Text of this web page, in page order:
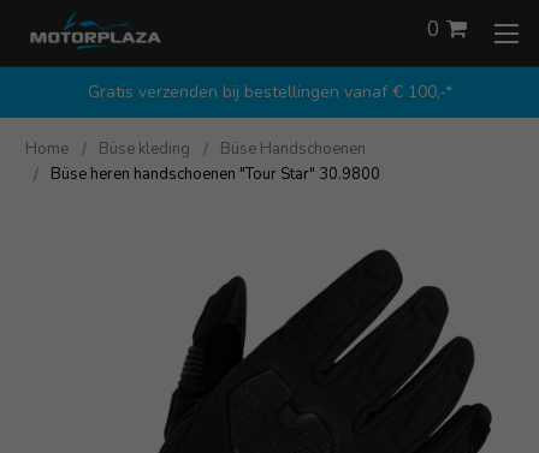
Gratis verzenden bij bestellingen vanaf € 100,-*
0
Home Büse kleding
Büse Handschoenen
Büse heren handschoenen "Tour Star" 30.9800